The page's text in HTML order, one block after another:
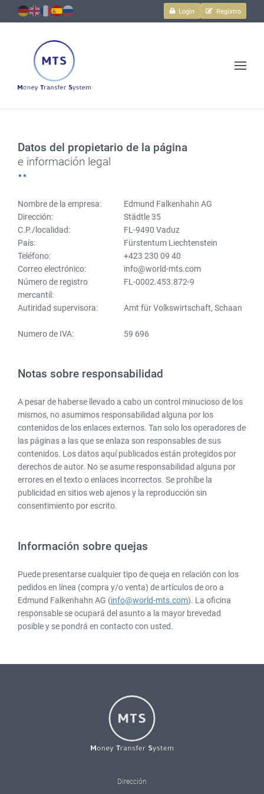
Login Registro
y
sencillo
y
rápido.
Datos del propietario de la página
e información legal
Nombre de la empresa:
Edmund Falkenhahn AG
Dirección:
Städtle 35
C.P./localidad:
FL-9490 Vaduz
País:
Fürstentum Liechtenstein
Teléfono:
+423 230 09 40
Correo electrónico:
info@world-mts.com
Número de registro
mercantil:
FL-0002.453.872-9
Autiridad supervisora: Amt für Volkswirtschaft, Schaan
Numero de IVA: 59 696
Notas sobre responsabilidad
A pesar de haberse llevado a cabo un control minucioso de los
mismos, no asumimos responsabilidad alguna por los
contenidos de los enlaces externos. Tan solo los operadores de
las páginas a las que se enlaza son responsables de sus
contenidos. Los datos aquí publicados están protegidos por
derechos de autor. No se asume responsabilidad alguna por
errores en el texto o enlaces incorrectos. Se prohíbe la
publicidad en sitios web ajenos y la reproducción sin
consentimiento por escrito.
Información sobre quejas
Puede presentarse cualquier tipo de queja en relación con los
pedidos en línea (compra y/o venta) de artículos de oro a
Edmund Falkenhahn AG (info@world-mts.com). La oficina
responsable se ocupará del asunto a la mayor brevedad
posible y se pondrá en contacto con usted.
Dirección